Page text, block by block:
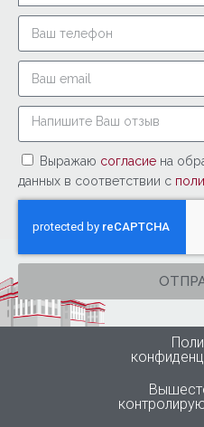
Выражаю согласие на
данных в соответствии с